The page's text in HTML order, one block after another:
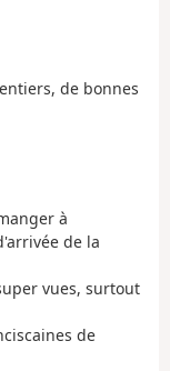
de bonnes
à
de la
vues, surtout
de